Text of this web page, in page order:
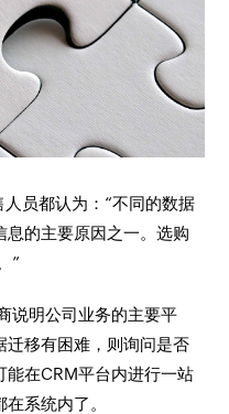
员都认为：“不同的数据
息的主要原因之一。选购
”
说明公司业务的主要平
迁移有困难，则询问是否
能在CRM平台内进行一站
系统内了。